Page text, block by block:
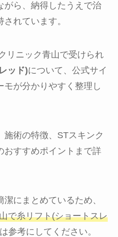
がら、納得したうえで治
れています。
リニック青山で受けられ
ッド)について、公式サイ
モが分かりやすく整理し
術の特徴、STスキンク
おすすめポイントまで詳
にまとめているため、
で糸リフト(ショートスレ
参考にしてください。